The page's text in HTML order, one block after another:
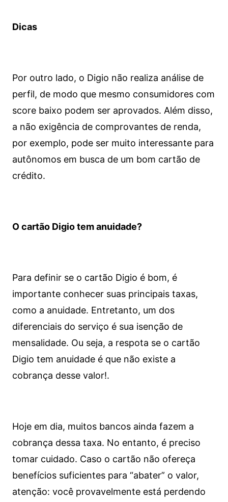
Dicas
Por outro lado, o Digio não realiza análise de
perfil, de modo que mesmo consumidores com
score baixo podem ser aprovados. Além disso,
a não exigência de comprovantes de renda,
por exemplo, pode ser muito interessante para
autônomos em busca de um bom cartão de
crédito.
O cartão Digio tem anuidade?
Para definir se o cartão Digio é bom, é
importante conhecer suas principais taxas,
como a anuidade. Entretanto, um dos
diferenciais do serviço é sua isenção de
mensalidade. Ou seja, a respota se o cartão
Digio tem anuidade é que não existe a
cobrança desse valor!.
Hoje em dia, muitos bancos ainda fazem a
cobrança dessa taxa. No entanto, é preciso
tomar cuidado. Caso o cartão não ofereça
benefícios suficientes para “abater” o valor,
atenção: você provavelmente está perdendo